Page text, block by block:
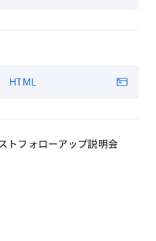
HTML
トフォローアップ説明会